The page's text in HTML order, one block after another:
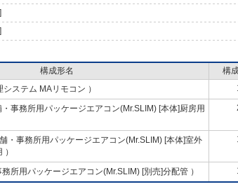
構成形名
構
システム MAリモコン ）
・事務所用パッケージエアコン(Mr.SLIM) [本体]厨房用
舗・事務所用パッケージエアコン(Mr.SLIM) [本体]室外
務所用パッケージエアコン(Mr.SLIM) [別売]分配管 ）